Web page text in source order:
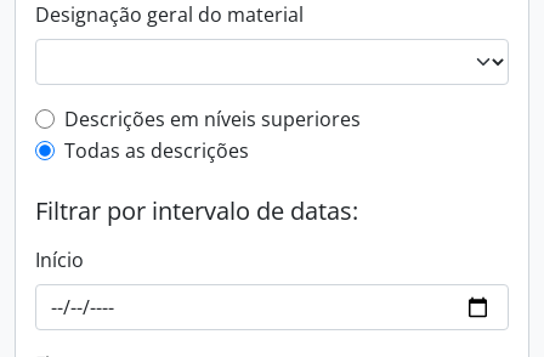
Designação geral do material
Filtro de descrição de nível superior
Descrições em níveis superiores
Todas as descrições
Filtrar por intervalo de datas:
Início